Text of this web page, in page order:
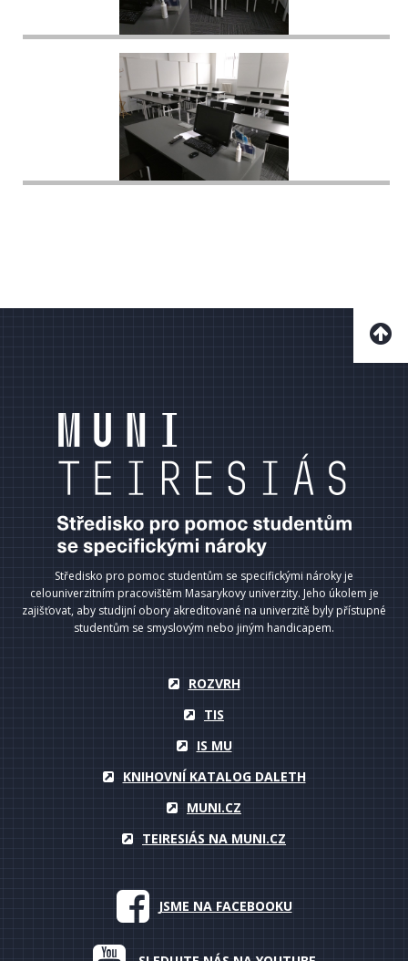
Středisko pro pomoc studentům se specifickými nároky je
celouniverzitním pracovištěm Masarykovy univerzity. Jeho úkolem je
zajišťovat, aby studijní obory akreditované na univerzitě byly přístupné
studentům se smyslovým nebo jiným handicapem.
ROZVRH
TIS
IS MU
KNIHOVNÍ KATALOG DALETH
MUNI.CZ
TEIRESIÁS NA MUNI.CZ
JSME NA FACEBOOKU